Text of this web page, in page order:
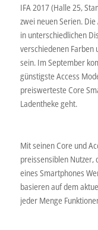
IFA 2017 (Halle 25,
zwei neuen Serien.
in unterschiedlichen
verschiedenen Farben
sein. Im September
günstigste Access
preiswerteste Core
Ladentheke geht.
Mit seinen Core und
preissensiblen Nutzer,
eines Smartphones
basieren auf dem
jeder Menge